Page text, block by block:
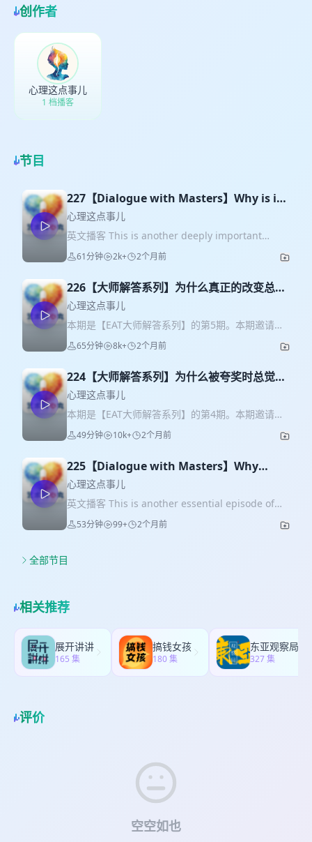
创作者
心理这点事儿
1 档播客
节目
227【Dialogue with Masters】Why is it
so hard to truly change?
心理这点事儿
英文播客 This is another deeply important
episode of our EAT Masters series. In today's
episode, we are joined by a pioneering leader
Speiser, Professor Emerita at Lesley University
in the United States, with five decades of
international clinical practice, scholarship, and
teaching experience. She joins us to explore a
universal struggle we all carry: Why is it so
moments when life no longer makes sense may
actually be the beginning of growth. She
speaks about the cliffs we encounter in life, not
as failures, but as deeply human turning
points. In this conversation, she also guides us
exploration, helping us sense how relationship,
safety, conflict, and grounding already live
inside the body, and how we might slowly learn
to find our center and stand our ground. Join
us as we follow the thread of art to bind chaos
into meaning. ⭐️⭐️⭐️⭐️⭐️ In today's episode,
Institute for Arts and Health at Lesley
University, and a distinguished research
associate at the University of the
Witwatersrand in South Africa. She is a
licensed mental health counselor, a dance
movement therapist, and an expressive arts
communities navigating trauma, crisis, and
cross-cultural conflict. Her contributions extend
not only through practice and teaching, but
also through scholarship. She has served on
the executive committee of ICAET, the
International Association of Creative Arts in
61分钟 2k+ 2个月前
226【大师解答系列】为什么真正的改变总是
如此困难？| Vivien Marcow Speiser博士为
你解答
心理这点事儿
本期是【EAT大师解答系列】的第5期。本期邀请到
表达性艺术治疗领域极具开创性的领军人物——美
国 Lesley University 莱斯利大学荣休教授 Vivien
临床实践、学术研究与教学经验。 这一次，她将和
我们一起走进一个几乎每个人都会面对的生命提
问： 【为什么真正的改变总是如此困难？为什么我
们总会一次次回到同样的模式里？】 那些生命开始
“不再有意义”的时刻，或许恰恰是成长真正开始的地
它们并不只是失败，而是作为人的生命中，一个极
其深刻的转折点。在这场对话中，她也会带领我们
进行一段简单的身体与动作探索，让我们慢慢感受
到：关系、安全感、冲突，以及那些关于连接与距
离的经验，其实一直都活在我们的身体里；而在关
Marcow Speiser 博士。Vivien 是美国 Lesley
任，同时也是南非金山大学（University of the
Witwatersrand）的杰出研究员。她是一位持证心
理咨询师、舞动治疗师，以及表达性艺术治疗师与
教育者。 在超过半个世纪的实践、教学与国际合作
员，同时也是CAET的联合编辑之一，持续推动着整
个表达性艺术治疗领域的发展。 她曾多次获得富布
赖特高级学者奖，她的工作也在国际上获得广泛认
就荣誉。但比起这些身份与荣誉，让人深深感触的
65分钟 8k+ 2个月前
224【大师解答系列】为什么被夸奖时总觉得
自己不够好，该如何真正从内在认可自己？|
Kit Jenkins为你解答
心理这点事儿
本期是【EAT大师解答系列】的第4期。本期邀请到
表达性艺术治疗领域的专家 Kit Jenkins。她拥有三
十多年的丰富经验——既包括在莱斯利大学长期担
RAW Artworks 的联合创始人。今天，Kit 将和我们
一起探讨一个几乎每个人都会遇到的问题： 【为什
么被夸奖时总觉得自己不够好，该如何真正从内在
开始认可自己？】 当外界的赞美无法真正被我们接
住时，往往是因为有一个 Kit 称之为“内在批评者
地遇见这个内在的批评者。但这段旅程不仅仅依赖
最核心的工具之一：临在（Presence）回到当下/此
刻。 当我们开始改变自己的“内在的位置”，不再被
这个声音定义，而是与它建立一种对话关系时，我
们也会逐渐重新连接到属于自己的内在力量与内在
参与多个研究生项目的教学工作，其中包括表达性
艺术治疗硕士项目。她也曾在European Graduate
School（瑞士欧洲研究生院）以及Tufts University
任教。她是非营利组织RAW的创始执行总监，在超
过三十年的发展中，带领机构持续成长，并成功筹
集了超过3500万美元的资金，用于支持其使命的推
49分钟 10k+ 2个月前
225【Dialogue with Masters】Why
praise outside, doubt inside?
心理这点事儿
英文播客 This is another essential episode of
our “EAT Masters Series.” In today’s episode,
we are joined by expressive arts therapy expert
respected nonprofit RAW Artworks for young
people — Kit joins us to explore a question that
touches us all: “I feel not good enough even
when I'm praised. How can I truly start to
validate myself from within?” When external
praise fails to reach us, it’s often because a
meet your inner critic face-to-face. But this
journey requires more than just imagination; it
requires the most important tool in a
internal ground and establishing a dialogue
53分钟 99+ 2个月前
全部节目
相关推荐
展开讲讲
165 集
搞钱女孩
180 集
东亚观察局
327 集
评价
空空如也